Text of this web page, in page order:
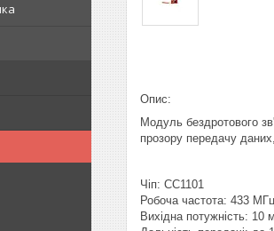
Опис:
Модуль бездротового
прозору передачу
Чіп: CC1101
Робоча частота: 433 МГц
Вихідна потужність: 10